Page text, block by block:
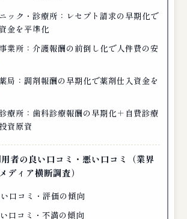
ック・診療所：レセプト請求の早期化で
金を平準化
業所：介護報酬の前倒し化で人件費の安
局：調剤報酬の早期化で薬剤仕入資金を
療所：歯科診療報酬の早期化＋自費診療
資原資
者の良い口コミ・悪い口コミ（業界
ディア横断調査）
口コミ・評価の傾向
口コミ・不満の傾向